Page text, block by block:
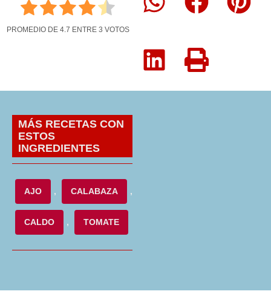
PROMEDIO DE 4.7 ENTRE 3 VOTOS
MÁS RECETAS CON
ESTOS
INGREDIENTES
AJO , CALABAZA ,
CALDO , TOMATE